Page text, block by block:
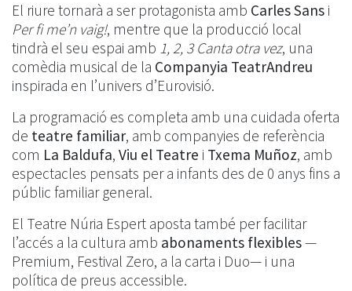
El riure tornarà a ser protagonista amb Carles Sans i
Per fi me’n vaig!, mentre que la producció local
tindrà el seu espai amb 1, 2, 3 Canta otra vez, una
comèdia musical de la Companyia TeatrAndreu
inspirada en l’univers d’Eurovisió.
La programació es completa amb una cuidada oferta
de teatre familiar, amb companyies de referència
com La Baldufa, Viu el Teatre i Txema Muñoz, amb
espectacles pensats per a infants des de 0 anys fins a
públic familiar general.
El Teatre Núria Espert aposta també per facilitar
l’accés a la cultura amb abonaments flexibles—
Premium, Festival Zero, a la carta i Duo— i una
política de preus accessible.